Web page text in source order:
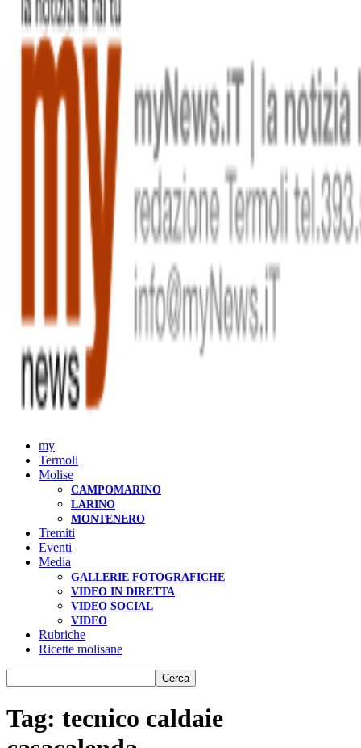
my
Termoli
Molise
CAMPOMARINO
LARINO
MONTENERO
Tremiti
Eventi
Media
GALLERIE FOTOGRAFICHE
VIDEO IN DIRETTA
VIDEO SOCIAL
VIDEO
Rubriche
Ricette molisane
Tag: tecnico caldaie